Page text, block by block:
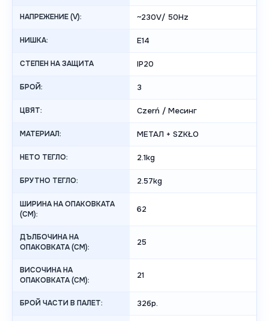
НАПРЕЖЕНИЕ (V): ~230V/ 50Hz
НИШКА: E14
СТЕПЕН НА ЗАЩИТА IP20
БРОЙ: 3
ЦВЯТ: Czerń / Месинг
МАТЕРИАЛ: МЕТАЛ + SZKŁO
НЕТО ТЕГЛО: 2.1kg
БРУТНО ТЕГЛО: 2.57kg
ШИРИНА НА ОПАКОВКАТА
(CM):
62
ДЪЛБОЧИНА НА
ОПАКОВКАТА (CM):
25
ВИСОЧИНА НА
ОПАКОВКАТА (СМ):
21
БРОЙ ЧАСТИ В ПАЛЕТ: 32бр.